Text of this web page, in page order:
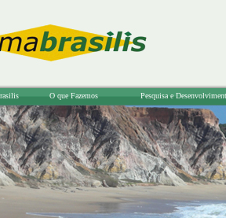
O que Fazemos Pesquisa e